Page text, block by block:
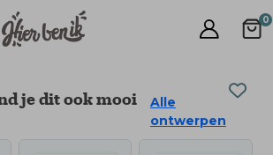
0
je dit ook mooi
Alle
ontwerpen